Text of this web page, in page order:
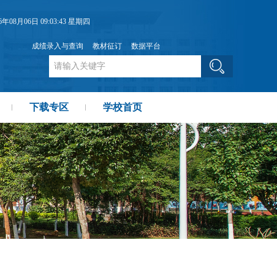
年08月06日 09:03:43 星期四
成绩录入与查询 教材征订 数据平台
下载专区 学校首页